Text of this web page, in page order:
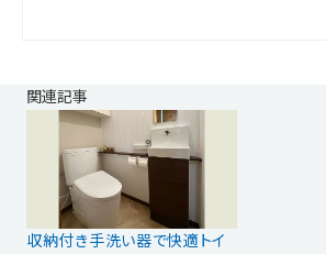
関連記事
収納付き手洗い器で快適トイ